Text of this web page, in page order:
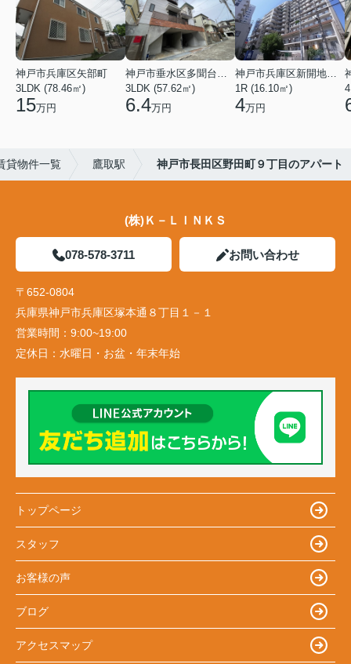
神戸市兵庫区矢部町
3LDK (78.46㎡)
15万円
神戸市垂水区多聞台２丁目
3LDK (57.62㎡)
6.4万円
神戸市兵庫区新開地１丁目
1R (16.10㎡)
4万円
貸物件一覧 鷹取駅 神戸市長田区野田町９丁目のアパート
(株)Ｋ－ＬＩＮＫＳ
078-578-3711 お問い合わせ
〒652-0804
兵庫県神戸市兵庫区塚本通８丁目１－１
営業時間： 9:00~19:00
定休日： 水曜日・お盆・年末年始
トップページ
スタッフ
お客様の声
ブログ
アクセスマップ